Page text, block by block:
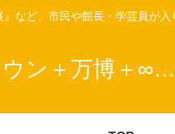
』など、市民や館長・学芸員が
ン＋万博＋∞…